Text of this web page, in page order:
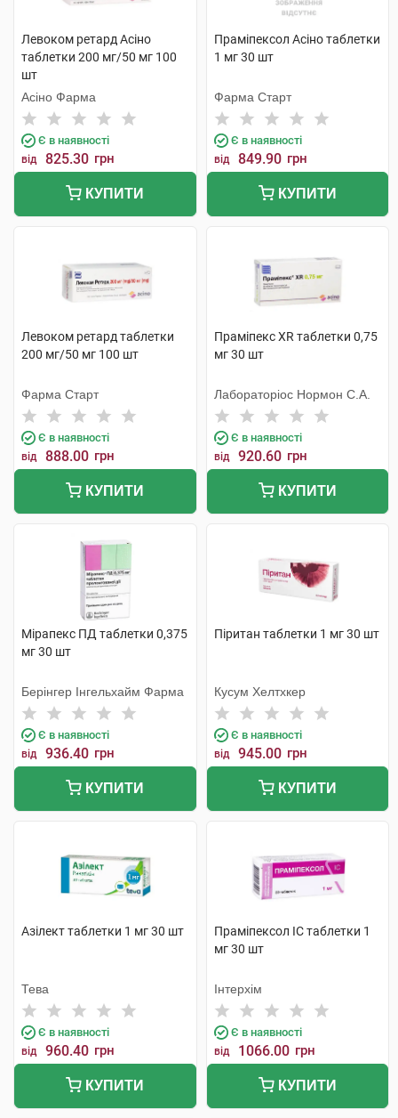
Левоком ретард Асіно
таблетки 200 мг/50 мг 100
шт
Асіно Фарма
Є в наявності
від 825.30 грн
КУПИТИ
Праміпексол Асіно таблетки
1 мг 30 шт
Фарма Старт
Є в наявності
від 849.90 грн
КУПИТИ
Левоком ретард таблетки
200 мг/50 мг 100 шт
Фарма Старт
Є в наявності
від 888.00 грн
КУПИТИ
Праміпекс XR таблетки 0,75
мг 30 шт
Лабораторіос Нормон С.А.
Є в наявності
від 920.60 грн
КУПИТИ
Мірапекс ПД таблетки 0,375
мг 30 шт
Берінгер Інгельхайм Фарма
Є в наявності
від 936.40 грн
КУПИТИ
Піритан таблетки 1 мг 30 шт
Кусум Хелтхкер
Є в наявності
від 945.00 грн
КУПИТИ
Азілект таблетки 1 мг 30 шт
Тева
Є в наявності
від 960.40 грн
КУПИТИ
Праміпексол IC таблетки 1
мг 30 шт
Інтерхім
Є в наявності
від 1066.00 грн
КУПИТИ